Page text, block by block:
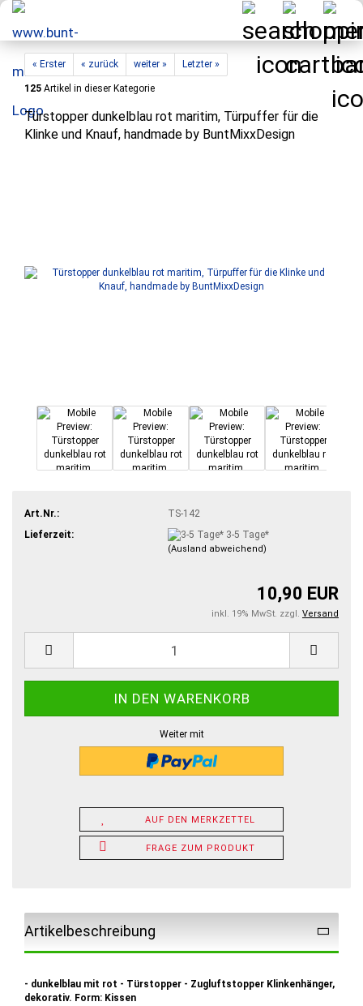
« Erster « zurück weiter » Letzter »
125 Artikel in dieser Kategorie
Türstopper dunkelblau rot maritim, Türpuffer für die
Klinke und Knauf, handmade by BuntMixxDesign
Art.Nr.:
TS-142
Lieferzeit:
3-5 Tage*
(Ausland abweichend)
10,90 EUR
inkl. 19% MwSt. zzgl. Versand
Weiter mit
AUF DEN MERKZETTEL
FRAGE ZUM PRODUKT
Artikelbeschreibung
- dunkelblau mit rot - Türstopper - Zugluftstopper Klinkenhänger,
dekorativ. Form: Kissen